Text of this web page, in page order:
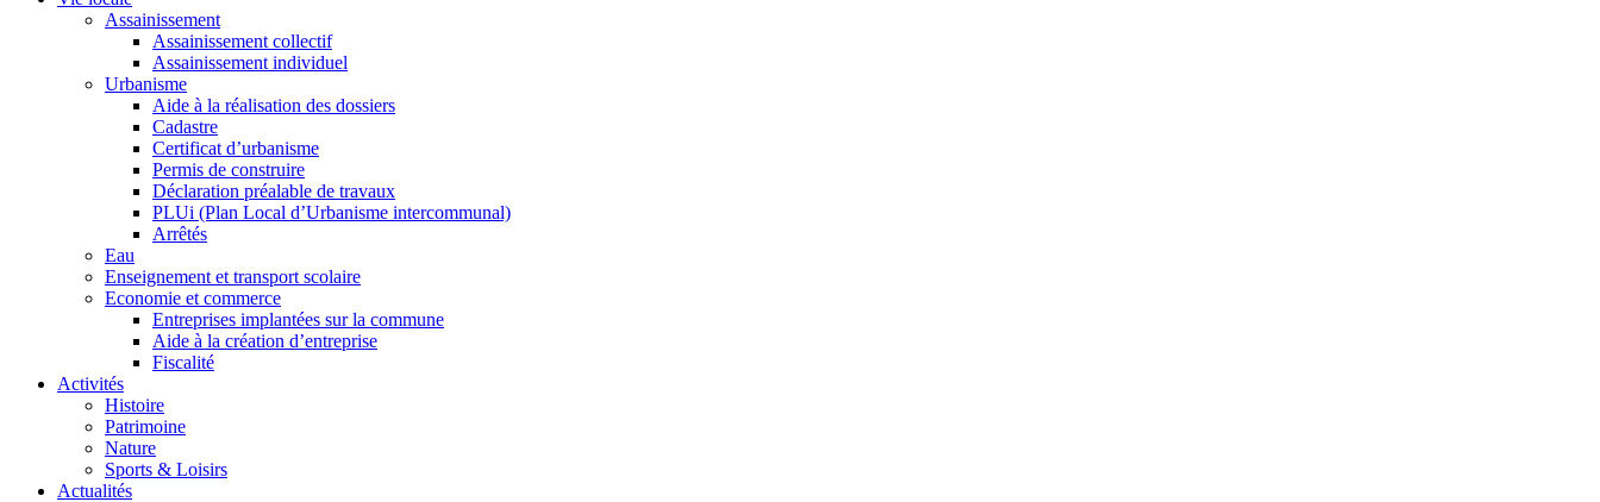
Assainissement
Assainissement collectif
Assainissement individuel
Urbanisme
Aide à la réalisation des dossiers
Cadastre
Certificat d’urbanisme
Permis de construire
Déclaration préalable de travaux
PLUi (Plan Local d’Urbanisme intercommunal)
Arrêtés
Eau
Enseignement et transport scolaire
Economie et commerce
Entreprises implantées sur la commune
Aide à la création d’entreprise
Fiscalité
Activités
Histoire
Patrimoine
Nature
Sports & Loisirs
Actualités